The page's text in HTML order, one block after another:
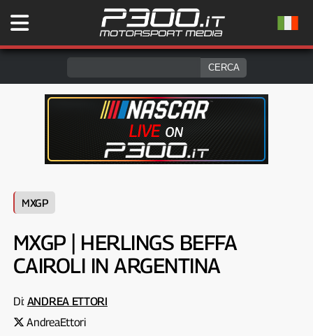
MXGP
MXGP | HERLINGS BEFFA
CAIROLI IN ARGENTINA
Di: ANDREA ETTORI
AndreaEttori